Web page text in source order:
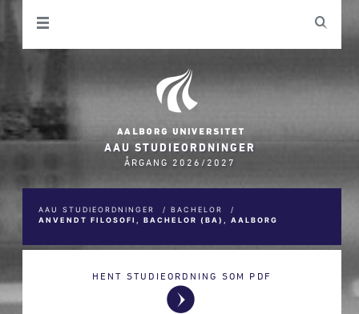
AAU STUDIEORDNINGER
ÅRGANG 2026/2027
AAU STUDIEORDNINGER / BACHELOR
/
ANVENDT FILOSOFI, BACHELOR (BA), AALBORG
HENT STUDIEORDNING SOM PDF